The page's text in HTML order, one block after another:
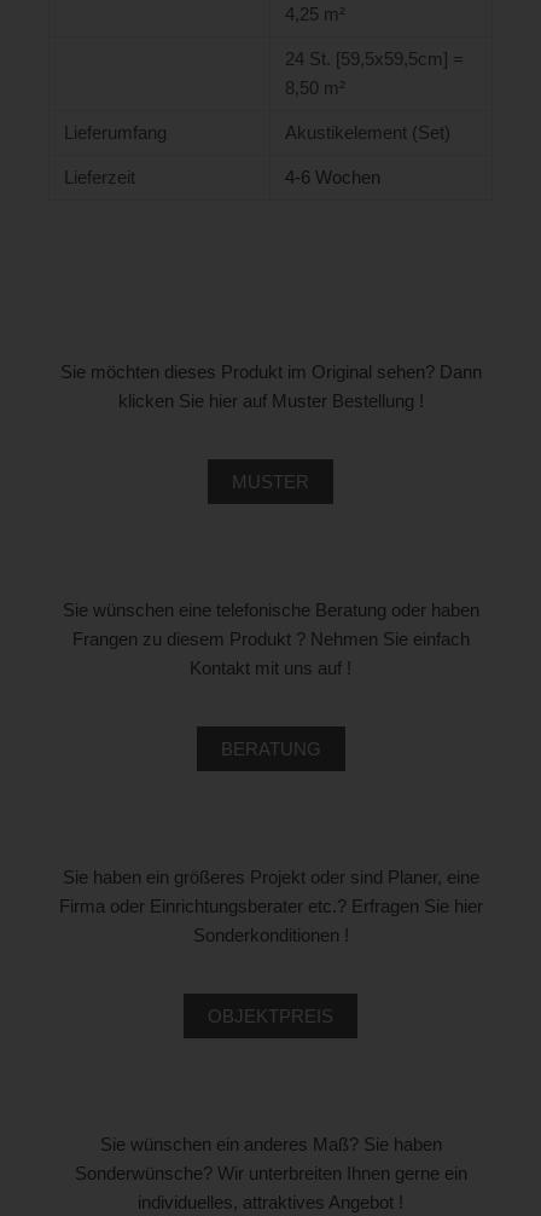
4,25 m²
24 St. [59,5x59,5cm] =
8,50 m²
Lieferumfang Akustikelement (Set)
Lieferzeit 4-6 Wochen
Sie möchten dieses Produkt im Original sehen? Dann
klicken Sie hier auf Muster Bestellung !
MUSTER
Sie wünschen eine telefonische Beratung oder haben
Frangen zu diesem Produkt ? Nehmen Sie einfach
Kontakt mit uns auf !
BERATUNG
Sie haben ein größeres Projekt oder sind Planer, eine
Firma oder Einrichtungsberater etc.? Erfragen Sie hier
Sonderkonditionen !
OBJEKTPREIS
Sie wünschen ein anderes Maß? Sie haben
Sonderwünsche? Wir unterbreiten Ihnen gerne ein
individuelles, attraktives Angebot !